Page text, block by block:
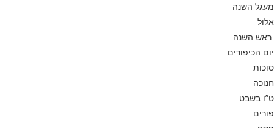
מעגל השנה
אלול
ראש השנה
יום הכיפורים
סוכות
חנוכה
ט”ו בשבט
פורים